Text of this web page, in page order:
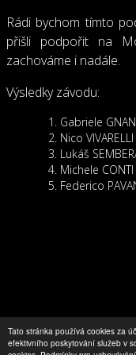
Tato stránka používá cookies za
efektivního poskytování služeb v
Rádi bychom tímto
přišli podpořit na
zachováme i nadále.
Výsledky závodu:
Gabriele
Nico VIVARELLI
Lukáš
Michele CONTI
Federico